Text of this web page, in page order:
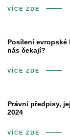
VÍCE ZDE
Posílení evropské
nás čekají?
VÍCE ZDE
Právní předpisy,
2024
VÍCE ZDE